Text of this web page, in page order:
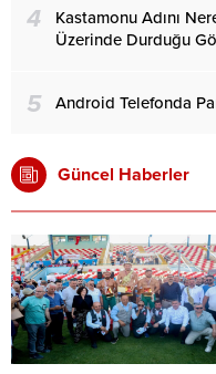
4
Kastamonu Adını
Üzerinde Durduğu
5 Android Telefonda
Güncel Haberler